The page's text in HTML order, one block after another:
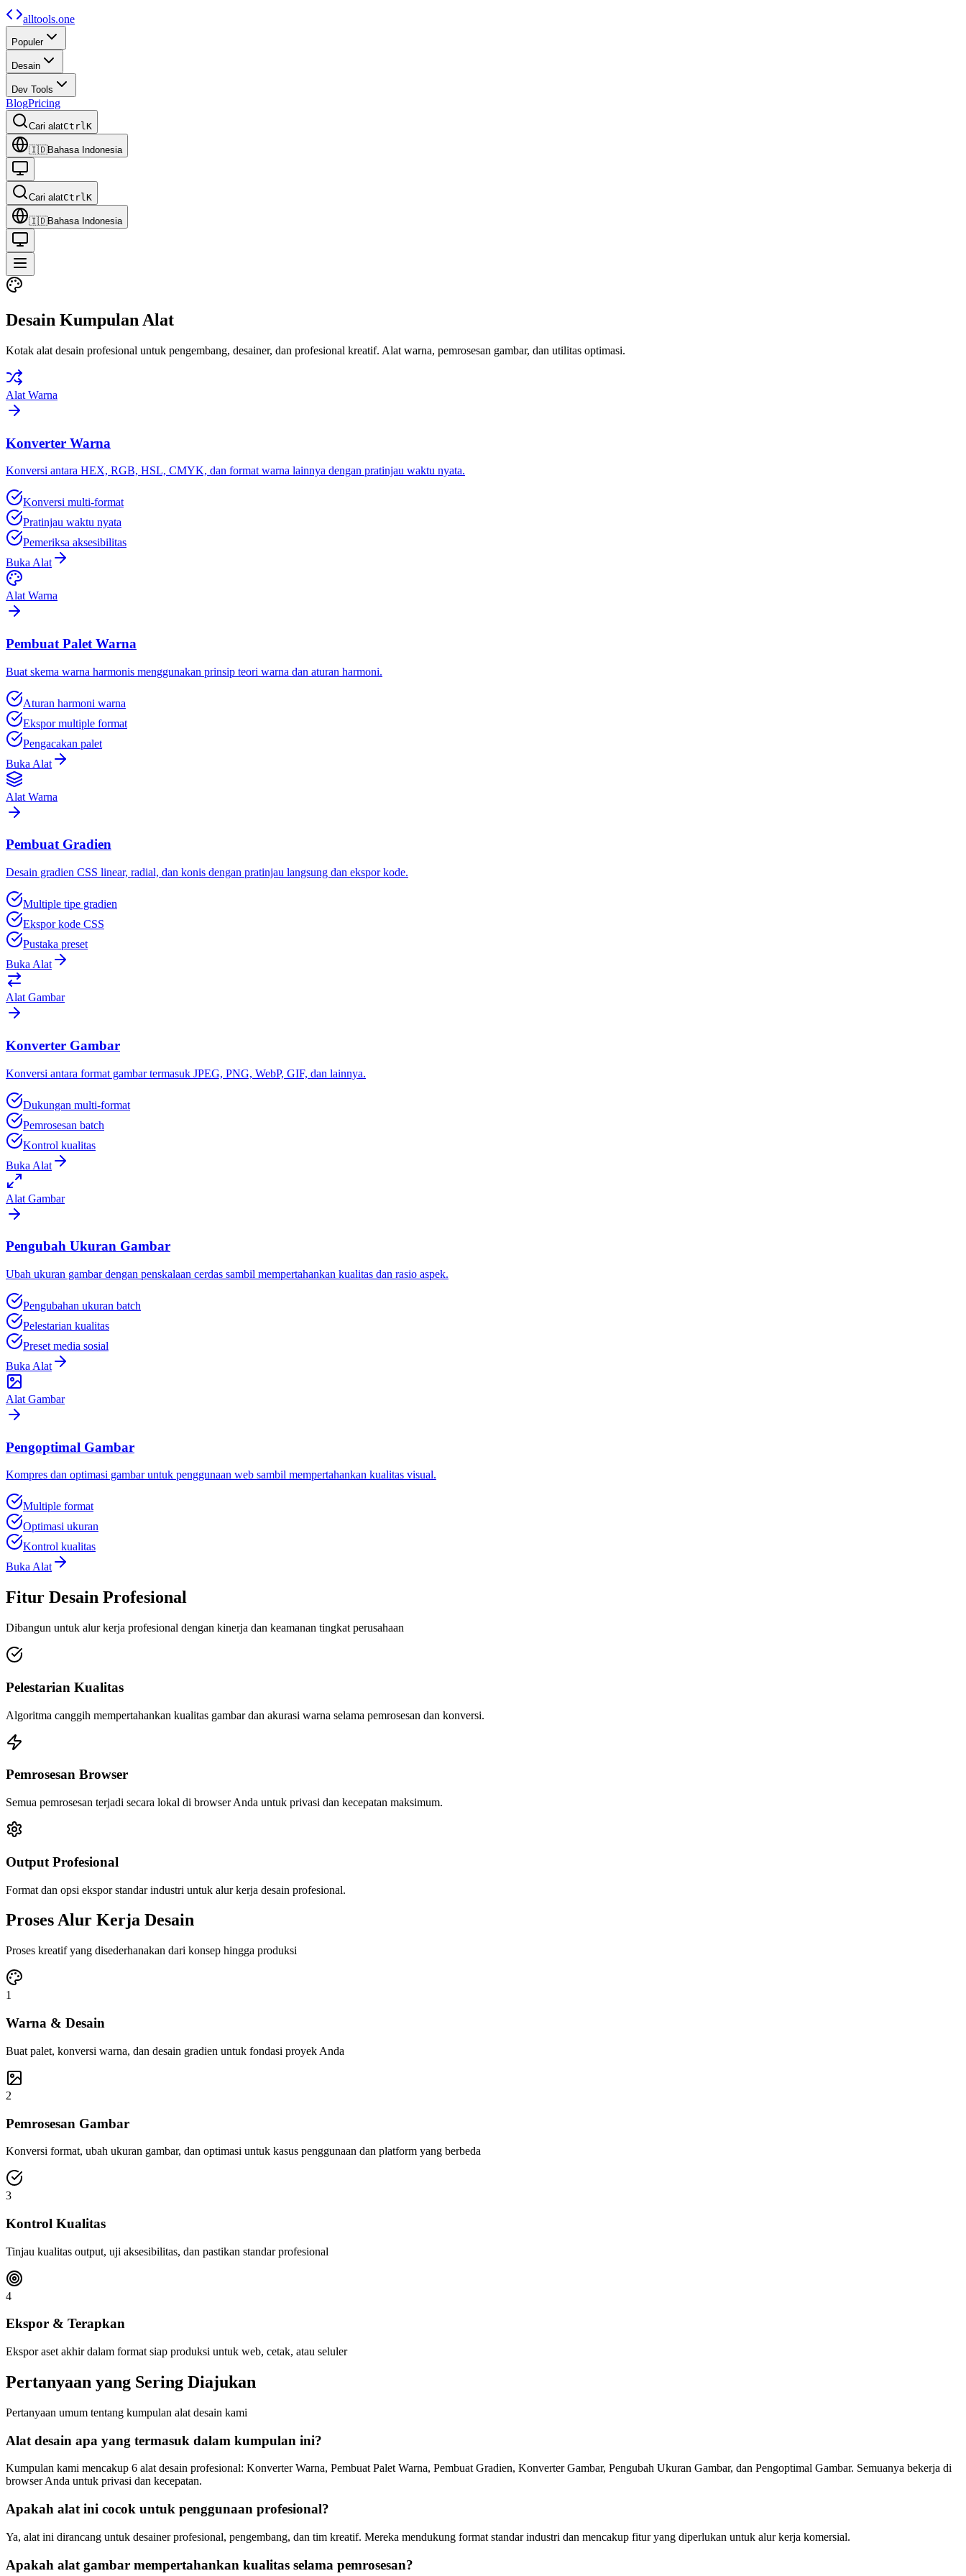
alltools.one
Populer
Desain
Dev Tools
BlogPricing
Cari alatCtrlK
🇮🇩Bahasa Indonesia
Cari alatCtrlK
🇮🇩Bahasa Indonesia
Desain Kumpulan Alat
Kotak alat desain profesional untuk pengembang, desainer, dan profesional kreatif. Alat warna, pemrosesan gambar, dan utilitas optimasi.
Alat Warna
Konverter Warna
Konversi antara HEX, RGB, HSL, CMYK, dan format warna lainnya dengan pratinjau waktu nyata.
Konversi multi-format
Pratinjau waktu nyata
Pemeriksa aksesibilitas
Buka Alat
Alat Warna
Pembuat Palet Warna
Buat skema warna harmonis menggunakan prinsip teori warna dan aturan harmoni.
Aturan harmoni warna
Ekspor multiple format
Pengacakan palet
Buka Alat
Alat Warna
Pembuat Gradien
Desain gradien CSS linear, radial, dan konis dengan pratinjau langsung dan ekspor kode.
Multiple tipe gradien
Ekspor kode CSS
Pustaka preset
Buka Alat
Alat Gambar
Konverter Gambar
Konversi antara format gambar termasuk JPEG, PNG, WebP, GIF, dan lainnya.
Dukungan multi-format
Pemrosesan batch
Kontrol kualitas
Buka Alat
Alat Gambar
Pengubah Ukuran Gambar
Ubah ukuran gambar dengan penskalaan cerdas sambil mempertahankan kualitas dan rasio aspek.
Pengubahan ukuran batch
Pelestarian kualitas
Preset media sosial
Buka Alat
Alat Gambar
Pengoptimal Gambar
Kompres dan optimasi gambar untuk penggunaan web sambil mempertahankan kualitas visual.
Multiple format
Optimasi ukuran
Kontrol kualitas
Buka Alat
Fitur Desain Profesional
Dibangun untuk alur kerja profesional dengan kinerja dan keamanan tingkat perusahaan
Pelestarian Kualitas
Algoritma canggih mempertahankan kualitas gambar dan akurasi warna selama pemrosesan dan konversi.
Pemrosesan Browser
Semua pemrosesan terjadi secara lokal di browser Anda untuk privasi dan kecepatan maksimum.
Output Profesional
Format dan opsi ekspor standar industri untuk alur kerja desain profesional.
Proses Alur Kerja Desain
Proses kreatif yang disederhanakan dari konsep hingga produksi
1
Warna & Desain
Buat palet, konversi warna, dan desain gradien untuk fondasi proyek Anda
2
Pemrosesan Gambar
Konversi format, ubah ukuran gambar, dan optimasi untuk kasus penggunaan dan platform yang berbeda
3
Kontrol Kualitas
Tinjau kualitas output, uji aksesibilitas, dan pastikan standar profesional
4
Ekspor & Terapkan
Ekspor aset akhir dalam format siap produksi untuk web, cetak, atau seluler
Pertanyaan yang Sering Diajukan
Pertanyaan umum tentang kumpulan alat desain kami
Alat desain apa yang termasuk dalam kumpulan ini?
Kumpulan kami mencakup 6 alat desain profesional: Konverter Warna, Pembuat Palet Warna, Pembuat Gradien, Konverter Gambar, Pengubah Ukuran Gambar, dan Pengoptimal Gambar. Semuanya bekerja di
browser Anda untuk privasi dan kecepatan.
Apakah alat ini cocok untuk penggunaan profesional?
Ya, alat ini dirancang untuk desainer profesional, pengembang, dan tim kreatif. Mereka mendukung format standar industri dan mencakup fitur yang diperlukan untuk alur kerja komersial.
Apakah alat gambar mempertahankan kualitas selama pemrosesan?